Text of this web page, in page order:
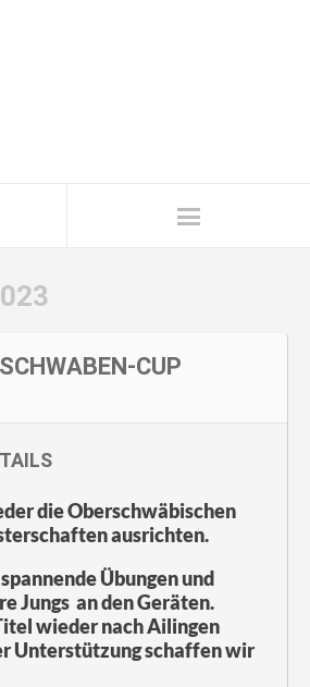
CUP
die Oberschwäbischen
ausrichten.
Übungen und
Jungs an den Geräten.
wieder nach Ailingen
Unterstützung schaffen wir